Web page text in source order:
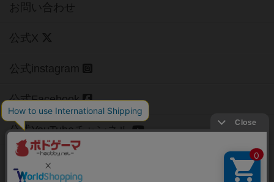
お問い合わせ
公式X
公式instagram
公式Facebook
公式YouTubeチャンネル